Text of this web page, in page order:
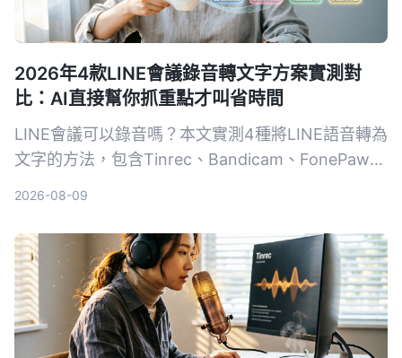
2026年4款LINE會議錄音轉文字方案實測對
比：AI直接幫你抓重點才叫省時間
LINE會議可以錄音嗎？本文實測4種將LINE語音轉為
文字的方法，包含Tinrec、Bandicam、FonePaw與
2026-08-09